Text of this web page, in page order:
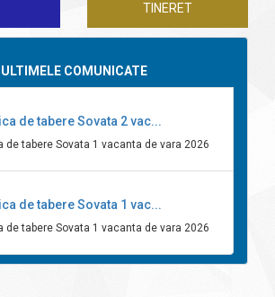
TINERET
ULTIMELE COMUNICATE
de tabere Sovata 2 vac...
de tabere Sovata 1 vacanta de vara 2026
de tabere Sovata 1 vac...
de tabere Sovata 1 vacanta de vara 2026